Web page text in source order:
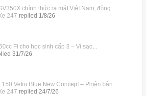
chính thức ra mắt Việt Nam, động...
247 replied 1/8/26
Fi cho học sinh cấp 3 – Vì sao...
31/7/26
150 Vetro Blue New Concept – Phiên bản...
247 replied 24/7/26